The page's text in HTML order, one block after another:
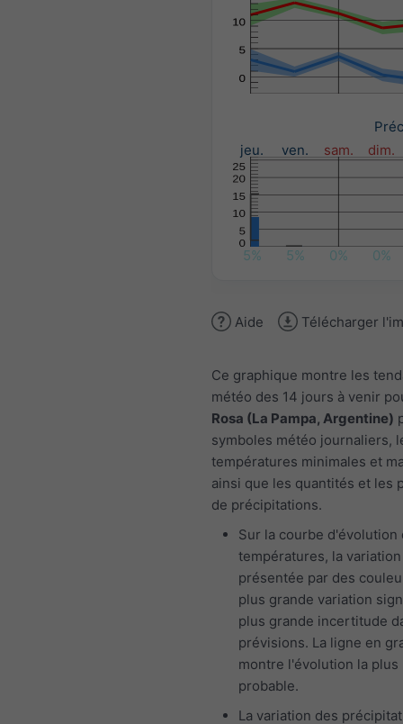
jeu.
ven. sam. dim.
5% 5% 0% 0%
Aide Télécharger
Ce graphique montre les
météo des 14 jours à venir
Rosa (La Pampa, Argentine)
symboles météo journaliers,
températures minimales et
ainsi que les quantités et les
de précipitations.
Sur la courbe d'évolution
températures, la
présentée par des
plus grande variation
plus grande incertitude
prévisions. La ligne en
montre l'évolution la plus
probable.
La variation des